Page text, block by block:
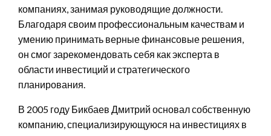
компаниях, занимая руководящие должности.
Благодаря своим профессиональным качествам и
умению принимать верные финансовые решения,
он смог зарекомендовать себя как эксперта в
области инвестиций и стратегического
планирования.
В 2005 году Бикбаев Дмитрий основал собственную
компанию, специализирующуюся на инвестициях в